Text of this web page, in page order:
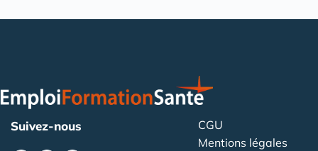
Suivez-nous
CGU
Mentions légales